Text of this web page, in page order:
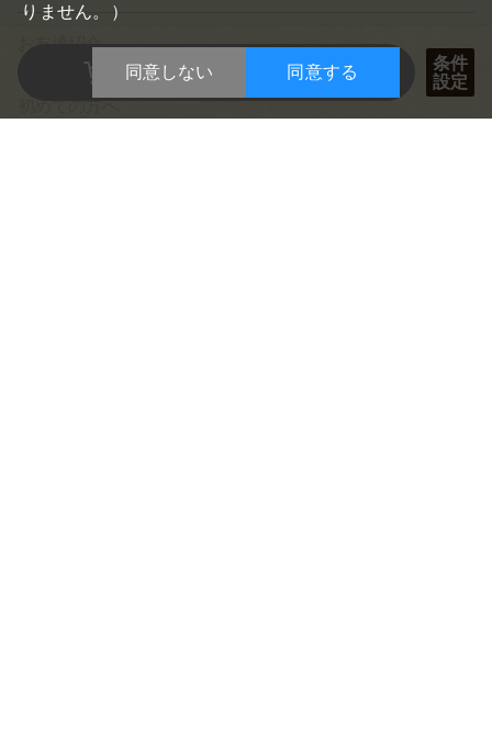
条件
設定
数量を選択した商品を
まとめて買い物かごに入れる
お友達紹介
りません。）
同意しない 同意する